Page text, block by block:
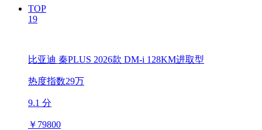
TOP
19
比亚迪 秦PLUS 2026款 DM-i 128KM进取型
热度指数29万
9.1 分
￥ 79800